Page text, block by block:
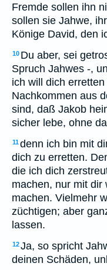
Fremde sollen ihn
sollen sie Jahwe,
Könige David, den
10 Du aber, sei
Spruch Jahwes -,
ich will dich
Nachkommen aus
sind, daß Jakob
sicher lebe, ohne
11denn ich bin mit
dich zu erretten.
die ich dich
machen, nur mit dir
machen. Vielmehr
züchtigen; aber
lassen.
12Ja, so spricht
deinen Schäden,